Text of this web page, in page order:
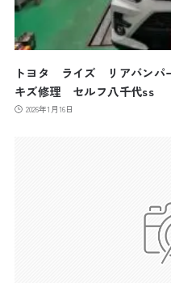
トヨタ ライズ リアバンパ
キズ修理 セルフ八千代ss
2026年1月16日